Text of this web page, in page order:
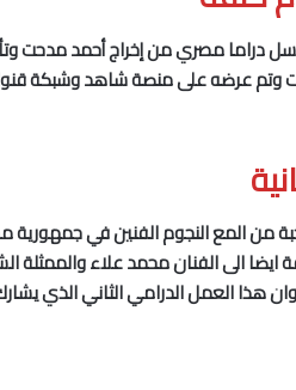
دراما مصري من إخراج أحمد مدحت
من المع النجوم الفنين في جمهورية
ايضا الى الفنان محمد علاء
وان هذا العمل الدرامي الثاني